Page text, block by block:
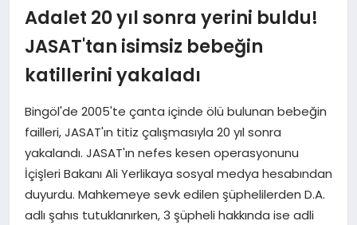
SPOR
SAĞLIK
EĞITIM
Adalet 20 yıl sonra yerini buldu!
JASAT'tan isimsiz bebeğin
katillerini yakaladı
Bingöl'de 2005'te çanta içinde ölü bulunan bebeğin
failleri, JASAT'ın titiz çalışmasıyla 20 yıl sonra
yakalandı. JASAT'ın nefes kesen operasyonunu
İçişleri Bakanı Ali Yerlikaya sosyal medya hesabından
duyurdu. Mahkemeye sevk edilen şüphelilerden D.A.
adlı şahıs tutuklanırken, 3 şüpheli hakkında ise adli